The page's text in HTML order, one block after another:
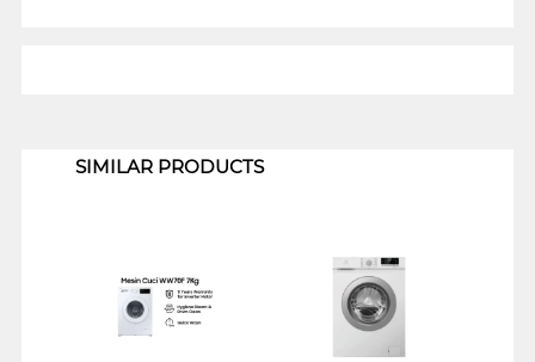
SIMILAR PRODUCTS